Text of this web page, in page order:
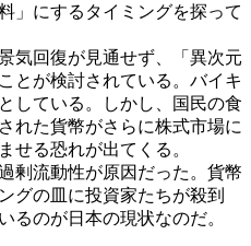
」にするタイミングを探って
気回復が見通せず、「異次元
とが検討されている。バイキ
している。しかし、国民の食
れた貨幣がさらに株式市場に
せる恐れが出てくる。
剰流動性が原因だった。貨幣
グの皿に投資家たちが殺到
るのが日本の現状なのだ。